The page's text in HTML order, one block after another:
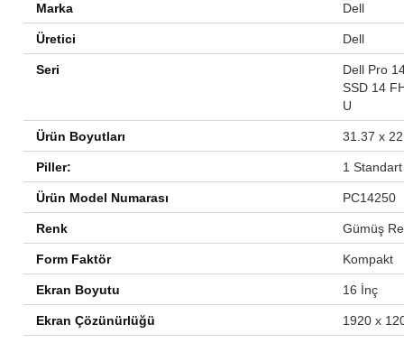
Marka ‎Dell
Üretici ‎Dell
Seri
‎Dell Pro
SSD 14
U
Ürün Boyutları ‎31.37 x
Piller: ‎1 Standart
Ürün Model Numarası ‎PC14250
Renk ‎Gümüş
Form Faktör ‎Kompakt
Ekran Boyutu ‎16 İnç
Ekran Çözünürlüğü ‎1920 x